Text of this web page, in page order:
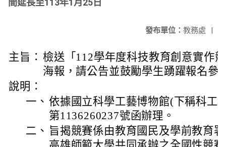
間延長至113年1月25日
發布單位： 教務處 |
主旨： 檢送「112學年度科技教育創意實作
海報，請公告並鼓勵學生踴躍報名參
說明：
一、 依據國立科學工藝博物館(下稱科工
第1136260237號函辦理。
二、 旨揭競賽係由教育國民及學前教育